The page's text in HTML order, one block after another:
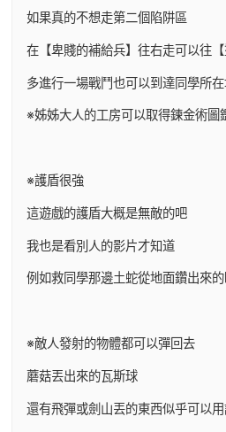
如果真的不想走第二個陷阱區
在【卑賤的補給兵】往右走可以往
多進行一場戰鬥也可以到達同學所
※姊姊大人的工房可以取得鍊金術圖
※護盾很強
這遊戲的護盾大概是無敵的吧
我也是看別人的影片才知道
例如救同學那邊土蛇從地面鑽出來
※敵人發射的物體都可以彈回去
蘑菇丟出來的瓦斯球
還有飛彈或劍山丟的東西似乎可以